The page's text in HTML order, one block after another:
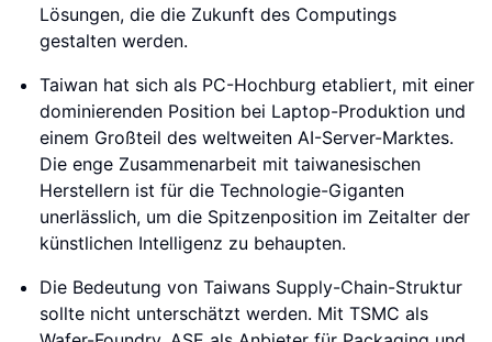
Lösungen, die die Zukunft des Computings
gestalten werden.
Taiwan hat sich als PC-Hochburg etabliert, mit einer
dominierenden Position bei Laptop-Produktion und
einem Großteil des weltweiten AI-Server-Marktes.
Die enge Zusammenarbeit mit taiwanesischen
Herstellern ist für die Technologie-Giganten
unerlässlich, um die Spitzenposition im Zeitalter der
künstlichen Intelligenz zu behaupten.
Die Bedeutung von Taiwans Supply-Chain-Struktur
sollte nicht unterschätzt werden. Mit TSMC als